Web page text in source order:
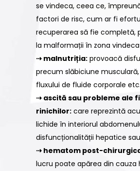
se vindeca, ceea ce,
factori de risc, cum ar fi
recuperarea să fie completă,
la malformații în zona
⇢ malnutriția: provoacă
precum slăbiciune
fluxului de fluide corporale
⇢ ascită sau probleme ale
rinichilor: care reprezintă
lichide în interiorul
disfuncționalității hepatice
⇢ hematom post-
lucru poate apărea din cauza